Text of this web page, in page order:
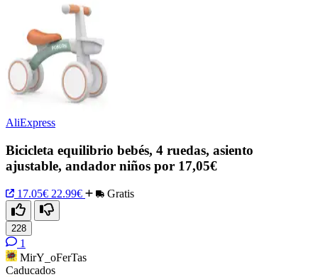
AliExpress
Bicicleta equilibrio bebés, 4 ruedas, asiento
ajustable, andador niños por 17,05€
17.05€ 22.99€ Gratis
228
1
MirY_oFerTas
Caducados